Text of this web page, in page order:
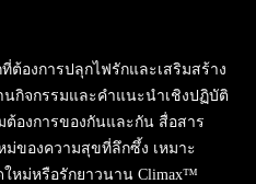
ต้องการปลุกไฟรักและเสริมสร้าง
กิจกรรมและคำแนะนำเชิงปฏิบัติ
ต้องการของกันและกัน สื่อสาร
ม่ของความสุขที่ลึกซึ้ง เหมาะ
หม่หรือรักยาวนาน Climax™